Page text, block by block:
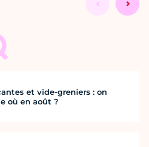
et vide-greniers : on
où en août ?